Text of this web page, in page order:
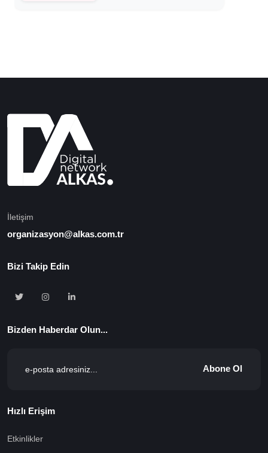
İletişim
organizasyon@alkas.com.tr
Bizi Takip Edin
Bizden Haberdar Olun...
Abone Ol
Hızlı Erişim
Etkinlikler